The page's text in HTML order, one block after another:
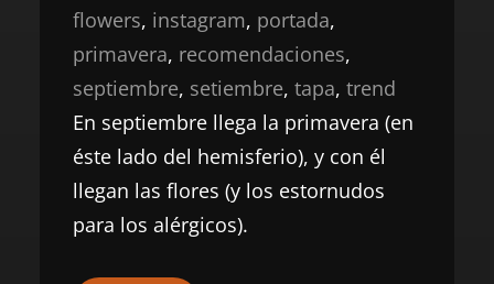
flowers, instagram, portada
primavera, recomendaciones
septiembre, setiembre, tapa, trend
En septiembre llega la primavera (en
éste lado del hemisferio), y con él
llegan las flores (y los estornudos
para los alérgicos).